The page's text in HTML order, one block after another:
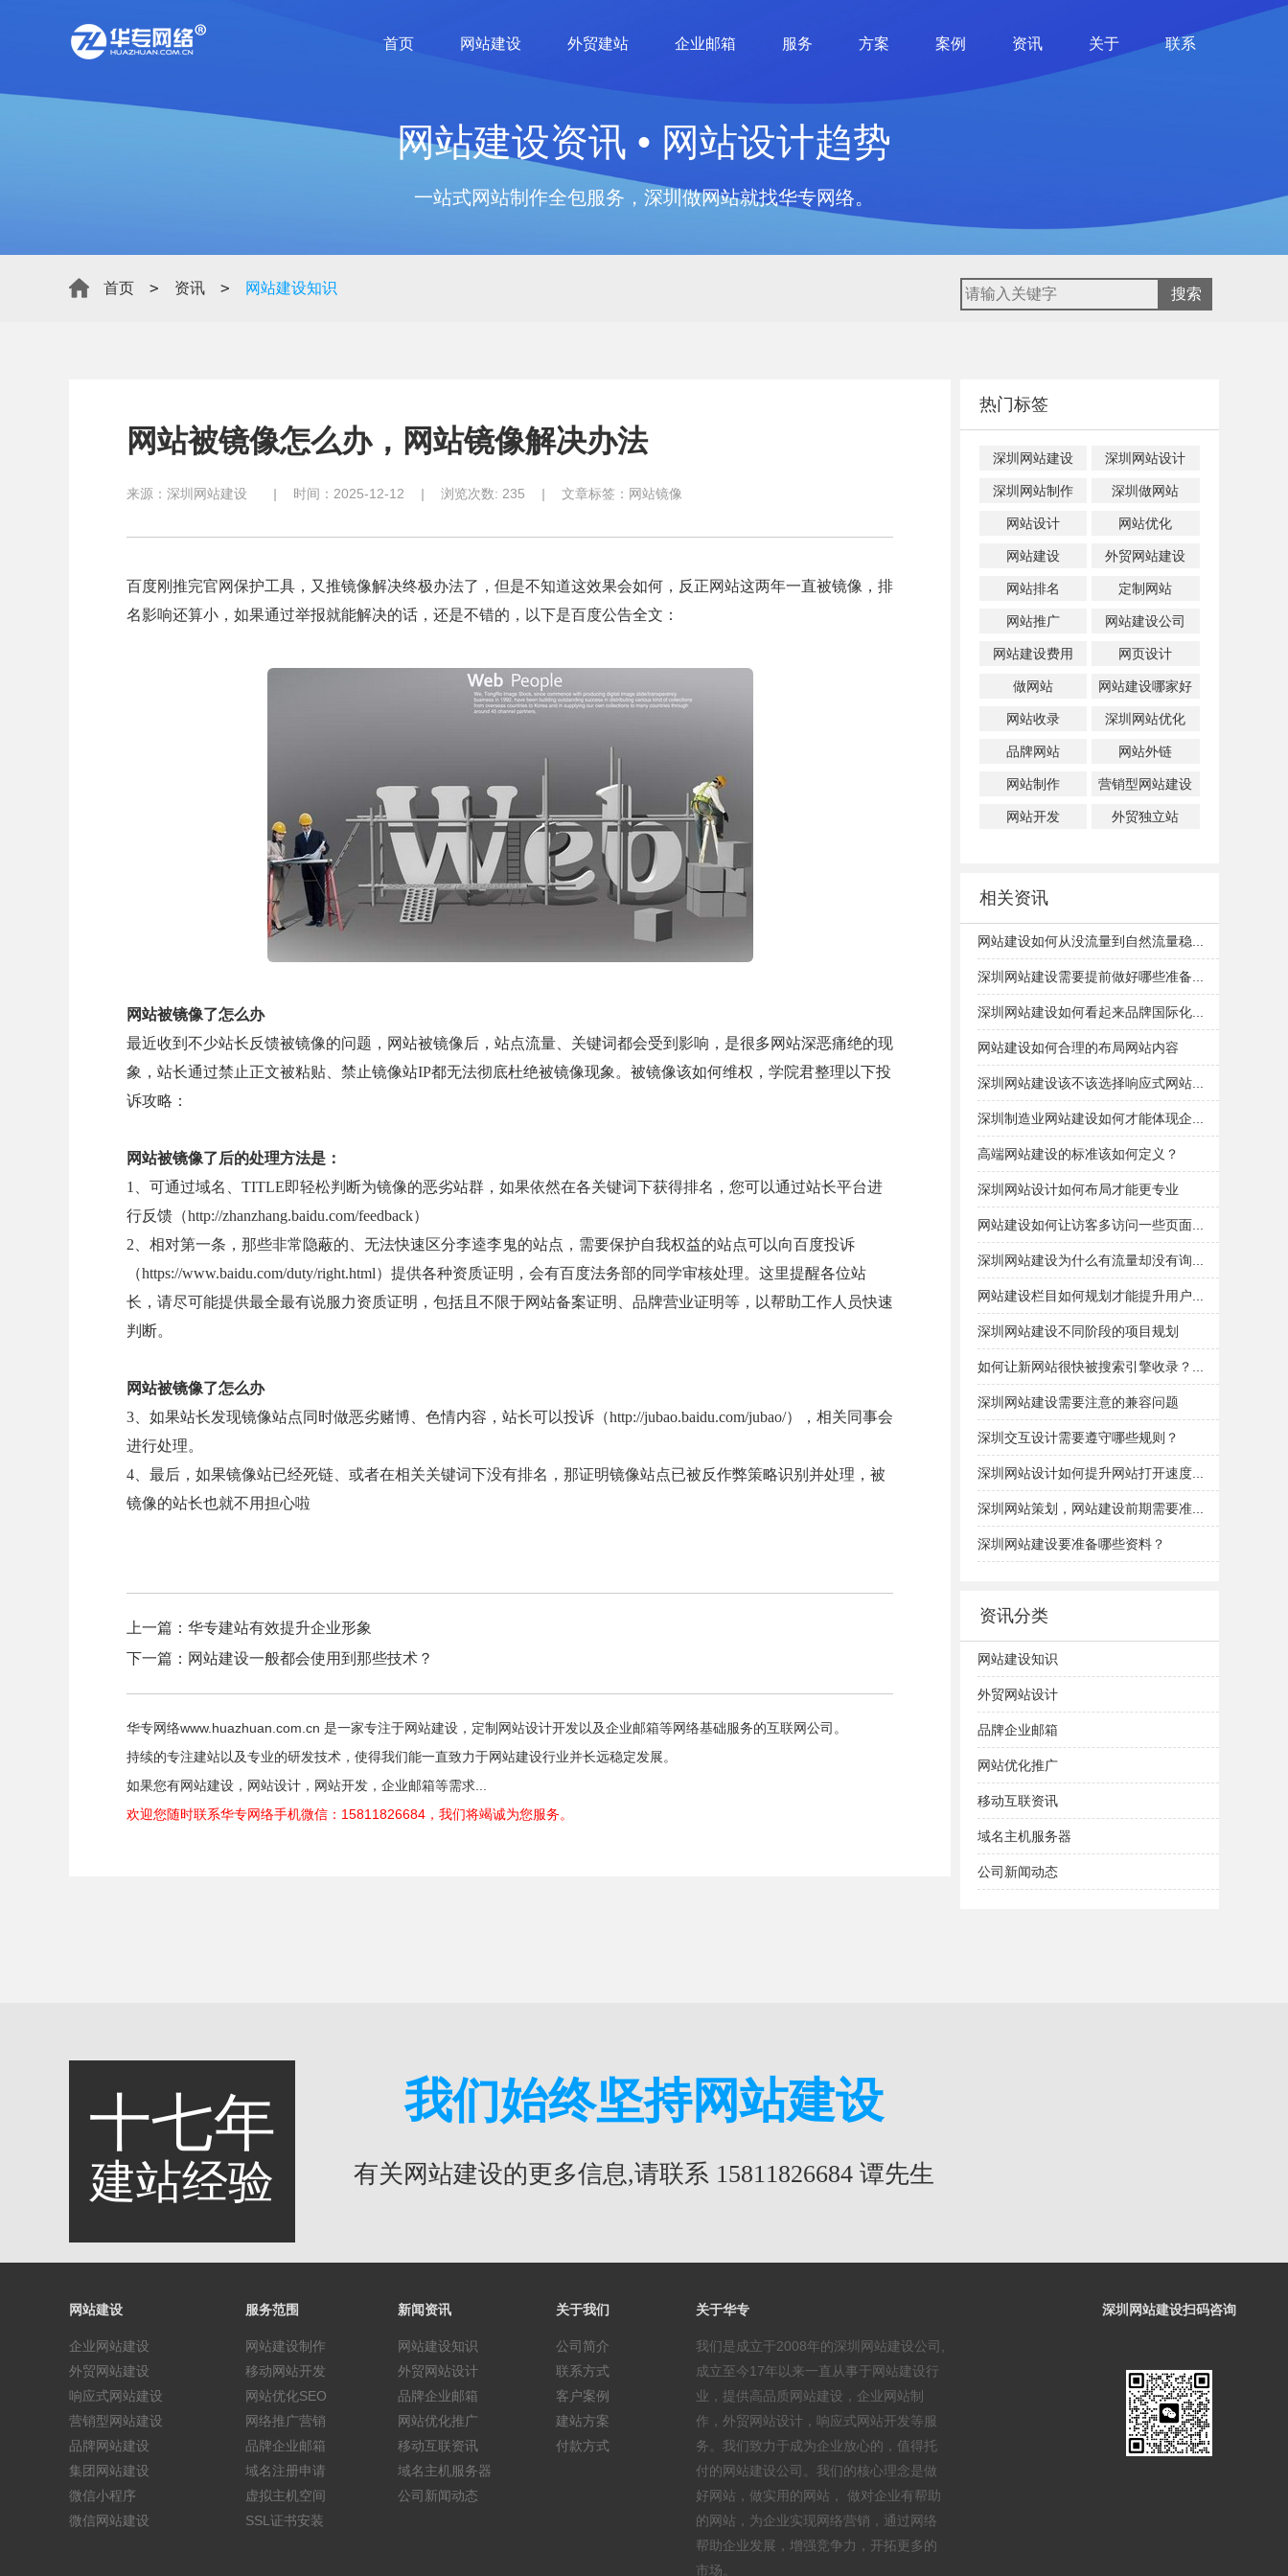
首页 网站建设 外贸建站 企业邮箱 服务 方案 案例 资讯 关于 联系
网站建设资讯 • 网站设计趋势
一站式网站制作全包服务，深圳做网站就找华专网络。
首页 > 资讯 > 网站建设知识
网站被镜像怎么办，网站镜像解决办法
来源： 深圳网站建设 | 时间：2025-12-12 | 浏览次数: 235 | 文章标签： 网站镜像
百度刚推完官网保护工具，又推镜像解决终极办法了，但是不知道这效果会如何，反正网站这两年一直被镜像，排
名影响还算小，如果通过举报就能解决的话，还是不错的，以下是百度公告全文：
网站被镜像了怎么办
最近收到不少站长反馈被镜像的问题，网站被镜像后，站点流量、关键词都会受到影响，是很多网站深恶痛绝的现
象，站长通过禁止正文被粘贴、禁止镜像站IP都无法彻底杜绝被镜像现象。被镜像该如何维权，学院君整理以下投
诉攻略：
网站被镜像了后的处理方法是：
1、可通过域名、TITLE即轻松判断为镜像的恶劣站群，如果依然在各关键词下获得排名，您可以通过站长平台进
行反馈（http://zhanzhang.baidu.com/feedback）
2、相对第一条，那些非常隐蔽的、无法快速区分李逵李鬼的站点，需要保护自我权益的站点可以向百度投诉
（https://www.baidu.com/duty/right.html）提供各种资质证明，会有百度法务部的同学审核处理。这里提醒各位站
长，请尽可能提供最全最有说服力资质证明，包括且不限于网站备案证明、品牌营业证明等，以帮助工作人员快速
判断。
网站被镜像了怎么办
3、如果站长发现镜像站点同时做恶劣赌博、色情内容，站长可以投诉（http://jubao.baidu.com/jubao/），相关同事会
进行处理。
4、最后，如果镜像站已经死链、或者在相关关键词下没有排名，那证明镜像站点已被反作弊策略识别并处理，被
镜像的站长也就不用担心啦
上一篇： 华专建站有效提升企业形象
下一篇： 网站建设一般都会使用到那些技术？
华专网络www.huazhuan.com.cn 是一家专注于网站建设，定制网站设计开发以及企业邮箱等网络基础服务的互联网公司。
持续的专注建站以及专业的研发技术，使得我们能一直致力于网站建设行业并长远稳定发展。
如果您有网站建设，网站设计，网站开发，企业邮箱等需求...
欢迎您随时联系华专网络手机微信：15811826684，我们将竭诚为您服务。
热门标签
深圳网站建设 深圳网站设计
深圳网站制作 深圳做网站
网站设计 网站优化
网站建设 外贸网站建设
网站排名 定制网站
网站推广 网站建设公司
网站建设费用 网页设计
做网站 网站建设哪家好
网站收录 深圳网站优化
品牌网站 网站外链
网站制作 营销型网站建设
网站开发 外贸独立站
相关资讯
网站建设如何从没流量到自然流量稳...
深圳网站建设需要提前做好哪些准备...
深圳网站建设如何看起来品牌国际化...
网站建设如何合理的布局网站内容
深圳网站建设该不该选择响应式网站...
深圳制造业网站建设如何才能体现企...
高端网站建设的标准该如何定义？
深圳网站设计如何布局才能更专业
网站建设如何让访客多访问一些页面...
深圳网站建设为什么有流量却没有询...
网站建设栏目如何规划才能提升用户...
深圳网站建设不同阶段的项目规划
如何让新网站很快被搜索引擎收录？...
深圳网站建设需要注意的兼容问题
深圳交互设计需要遵守哪些规则？
深圳网站设计如何提升网站打开速度...
深圳网站策划，网站建设前期需要准...
深圳网站建设要准备哪些资料？
资讯分类
网站建设知识
外贸网站设计
品牌企业邮箱
网站优化推广
移动互联资讯
域名主机服务器
公司新闻动态
十七年
建站经验
我们始终坚持网站建设
有关网站建设的更多信息,请联系 15811826684 谭先生
网站建设
企业网站建设
外贸网站建设
响应式网站建设
营销型网站建设
品牌网站建设
集团网站建设
微信小程序
微信网站建设
服务范围
网站建设制作
移动网站开发
网站优化SEO
网络推广营销
品牌企业邮箱
域名注册申请
虚拟主机空间
SSL证书安装
新闻资讯
网站建设知识
外贸网站设计
品牌企业邮箱
网站优化推广
移动互联资讯
域名主机服务器
公司新闻动态
关于我们
公司简介
联系方式
客户案例
建站方案
付款方式
关于华专
我们是成立于2008年的深圳网站建设公司,
成立至今17年以来一直从事于网站建设行
业，提供高品质网站建设，企业网站制
作，外贸网站设计，响应式网站开发等服
务。我们致力于成为企业放心的，值得托
付的网站建设公司。我们的核心理念是做
好网站，做实用的网站， 做对企业有帮助
的网站，为企业实现网络营销，通过网络
帮助企业发展，增强竞争力，开拓更多的
市场。
深圳网站建设扫码咨询